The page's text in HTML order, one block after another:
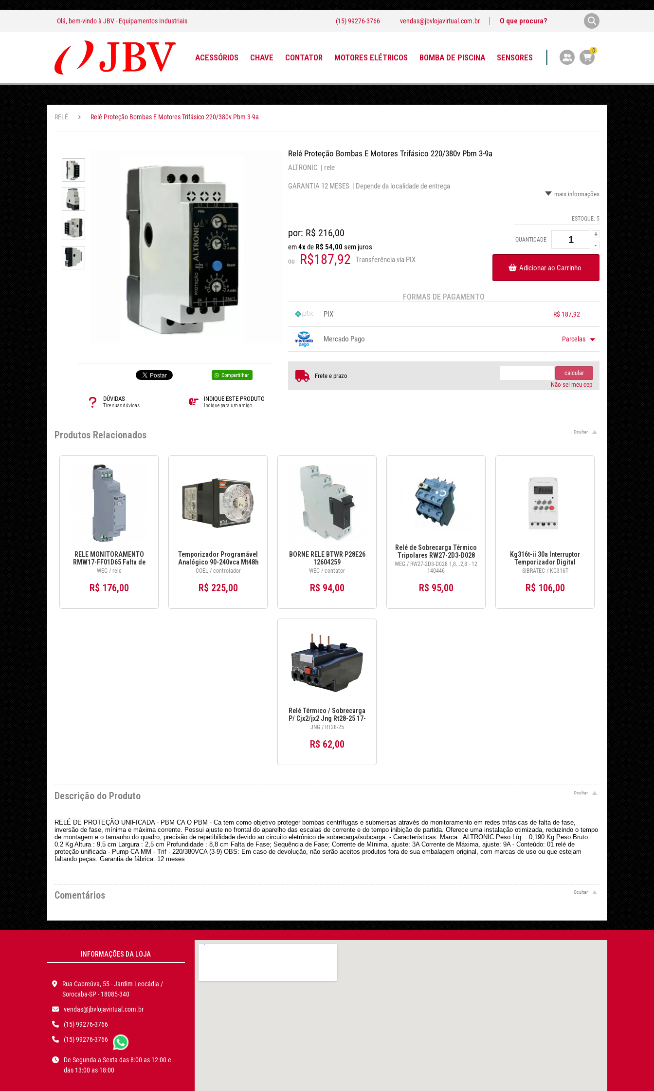
Olá, bem-vindo à JBV - Equipamentos Industriais (15) 99276-3766 vendas@jbvlojavirtual.com.br
ACESSÓRIOS CHAVE CONTATOR MOTORES ELÉTRICOS BOMBA DE PISCINA SENSORES
0
RELÉ Relé Proteção Bombas E Motores Trifásico 220/380v Pbm 3-9a
Compartilhar
DÚVIDAS
Tire suas dúvidas
INDIQUE ESTE PRODUTO
Indique para um amigo
Relé Proteção Bombas E Motores Trifásico 220/380v Pbm 3-9a
ALTRONIC | rele
GARANTIA 12 MESES | Depende da localidade de entrega
mais informações
por: R$ 216,00
em4xde R$ 54,00 sem juros
ou R$187,92 Transferência via PIX
ESTOQUE: 5
QUANTIDADE
+
-
Adicionar ao Carrinho
FORMAS DE PAGAMENTO
PIX R$ 187,92
Mercado Pago Parcelas
.....
Frete e prazo
calcular
Não sei meu cep
Produtos Relacionados
RELE MONITORAMENTO
RMW17-FF01D65 Falta de
fase 1 NA/NF Não aplicável
WEG / rele
R$ 176,00
Temporizador Programável
Analógico 90-240vca Mt48h
- Coel
COEL / controlador
R$ 225,00
BORNE RELE BTWR P28E26
12604259
WEG / contator
R$ 94,00
Relé de Sobrecarga Térmico
Tripolares RW27-2D3-D028
1,8...2,8 - 12140446
WEG / RW27-2D3-D028 1,8...2,8 - 12
140446
R$ 95,00
Kg316t-ii 30a Interruptor
Temporizador Digital
Programável I
SIBRATEC / KG316T
R$ 106,00
Relé Térmico / Sobrecarga
P/ Cjx2/jx2 Jng Rt28-25 17-
25a
JNG / RT28-25
R$ 62,00
Descrição do Produto
RELÉ DE PROTEÇÃO UNIFICADA - PBM CA O PBM - Ca tem como objetivo proteger bombas centrífugas e submersas através do monitoramento em redes trifásicas de falta de fase,
inversão de fase, mínima e máxima corrente. Possui ajuste no frontal do aparelho das escalas de corrente e do tempo inibição de partida. Oferece uma instalação otimizada, reduzindo o tempo
de montagem e o tamanho do quadro; precisão de repetibilidade devido ao circuito eletrônico de sobrecarga/subcarga. - Características: Marca : ALTRONIC Peso Líq. : 0,190 Kg Peso Bruto :
0.2 Kg Altura : 9,5 cm Largura : 2,5 cm Profundidade : 8,8 cm Falta de Fase; Sequência de Fase; Corrente de Mínima, ajuste: 3A Corrente de Máxima, ajuste: 9A - Conteúdo: 01 relé de
proteção unificada - Pump CA MM - Trif - 220/380VCA (3-9) OBS: Em caso de devolução, não serão aceitos produtos fora de sua embalagem original, com marcas de uso ou que estejam
faltando peças. Garantia de fábrica: 12 meses
Comentários
INFORMAÇÕES DA LOJA
Rua Cabreúva, 55 - Jardim Leocádia /
Sorocaba-SP - 18085-340
vendas@jbvlojavirtual.com.br
(15) 99276-3766
(15) 99276-3766
De Segunda a Sexta das 8:00 as 12:00 e
das 13:00 as 18:00